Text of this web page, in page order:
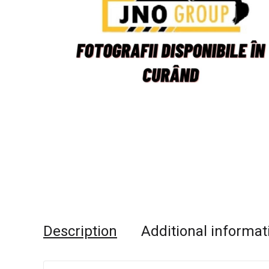
Description Additional